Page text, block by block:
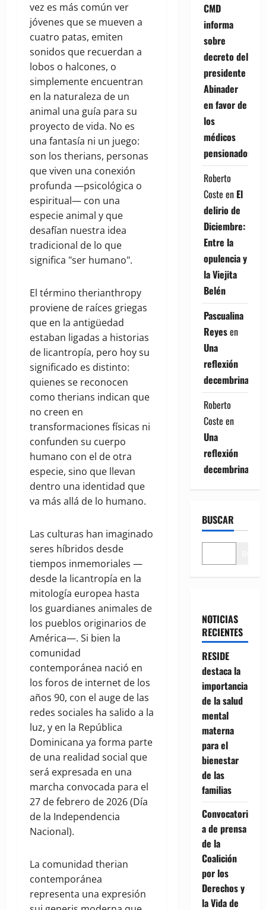
vez es más común ver
jóvenes que se mueven a
cuatro patas, emiten
sonidos que recuerdan a
lobos o halcones, o
simplemente encuentran
en la naturaleza de un
animal una guía para su
proyecto de vida. No es
una fantasía ni un juego:
son los therians, personas
que viven una conexión
profunda —psicológica o
espiritual— con una
especie animal y que
desafían nuestra idea
tradicional de lo que
significa "ser humano".
El término therianthropy
proviene de raíces griegas
que en la antigüedad
estaban ligadas a historias
de licantropía, pero hoy su
significado es distinto:
quienes se reconocen
como therians indican que
no creen en
transformaciones físicas ni
confunden su cuerpo
humano con el de otra
especie, sino que llevan
dentro una identidad que
va más allá de lo humano.
Las culturas han imaginado
seres híbridos desde
tiempos inmemoriales —
desde la licantropía en la
mitología europea hasta
los guardianes animales de
los pueblos originarios de
América—. Si bien la
comunidad
contemporánea nació en
los foros de internet de los
años 90, con el auge de las
redes sociales ha salido a la
luz, y en la República
Dominicana ya forma parte
de una realidad social que
será expresada en una
marcha convocada para el
27 de febrero de 2026 (Día
de la Independencia
Nacional).
La comunidad therian
contemporánea
representa una expresión
CMD
informa
sobre
decreto del
presidente
Abinader
en favor de
los
médicos
pensionados
Roberto
Coste en El
delirio de
Diciembre:
Entre la
opulencia y
la Viejita
Belén
Pascualina
Reyesen
Una
reflexión
decembrina
Roberto
Coste en
Una
reflexión
decembrina
BUSCAR
NOTICIAS
RECIENTES
RESIDE
destaca la
importancia
de la salud
mental
materna
para el
bienestar
de las
familias
Convocatori
a de prensa
de la
Coalición
por los
Derechos y
la Vida de